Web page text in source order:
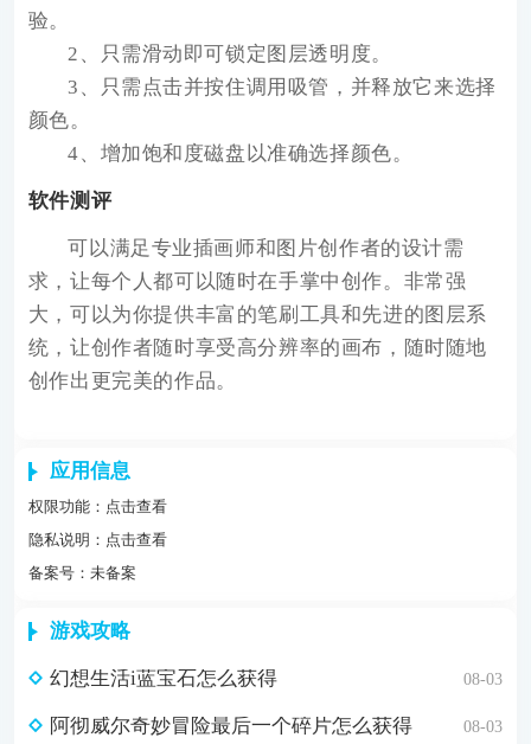
验。
2、只需滑动即可锁定图层透明度。
3、只需点击并按住调用吸管，并释放它来选择
颜色。
4、增加饱和度磁盘以准确选择颜色。
软件测评
可以满足专业插画师和图片创作者的设计需
求，让每个人都可以随时在手掌中创作。非常强
大，可以为你提供丰富的笔刷工具和先进的图层系
统，让创作者随时享受高分辨率的画布，随时随地
创作出更完美的作品。
应用信息
权限功能： 点击查看
隐私说明： 点击查看
备案号：未备案
游戏攻略
幻想生活i蓝宝石怎么获得 08-03
阿彻威尔奇妙冒险最后一个碎片怎么获得 08-03